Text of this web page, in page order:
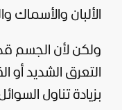
الألبان والأسماك
ولكن لأن الجسم قد
التعرق الشديد
بزيادة تناول